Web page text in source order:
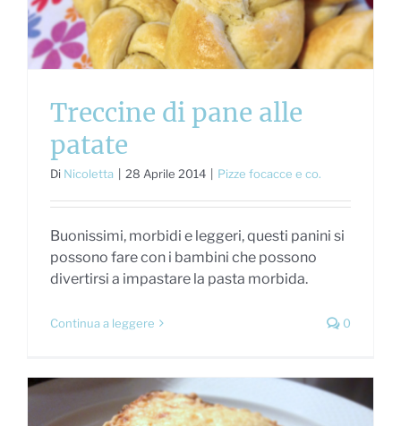
Treccine di pane alle
patate
Di Nicoletta | 28 Aprile 2014 | Pizze focacce e co.
Buonissimi, morbidi e leggeri, questi panini si
possono fare con i bambini che possono
divertirsi a impastare la pasta morbida.
Continua a leggere 0